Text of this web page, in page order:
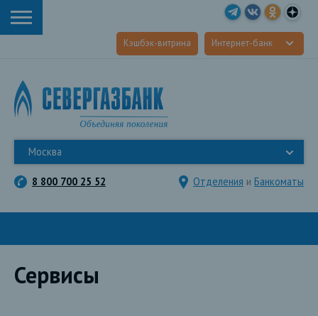
Кэшбэк-витрина Интернет-банк
Москва
8 800 700 25 52 Отделения и Банкоматы
Сервисы